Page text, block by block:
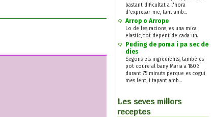
bastant dificultat a l'hora
d'expresar-me, tant amb...
Arrop o Arrope
Lo de les racions, es una mica
elastic, tot depent de cada un.
Puding de poma i pa sec de
dies
Segons els ingredients, també es
pot coure al bany Maria a 180º
durant 75 minuts perque es cogui
mes lent, i tapant amb...
Les seves millors
receptes